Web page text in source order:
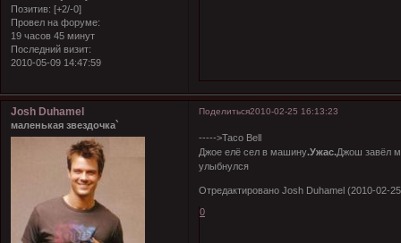
Позитив: [+2/-0]
Провел на форуме:
19 часов 45 минут
Последний визит:
2010-05-09 14:47:59
Поделиться2010-02-25 16:13:23
Josh Duhamel
маленькая звездочка`
----->Taco Bell
Джое елё сел в машину.Ужас.Джош завёл
улыбнулся
Отредактировано Josh Duhamel (2010-02-
0